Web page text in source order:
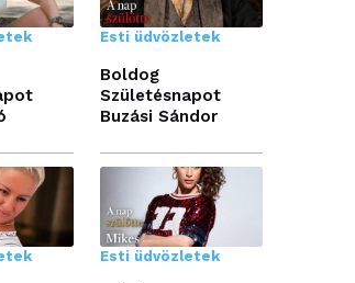
Esti üdvözletek
Boldog
Születésnapot
Buzási Sándor
Esti üdvözletek